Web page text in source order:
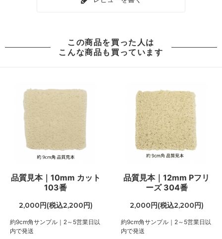
この商品を買った人は
こんな商品も買っています
品質見本｜10mm カット
103番
2,000円(税込2,200円)
約9cm角サンプル｜2～5営業日以
内で発送
品質見本｜12mm Pフリ
ーズ 304番
2,000円(税込2,200円)
約9cm角サンプル｜2～5営業日以
内で発送